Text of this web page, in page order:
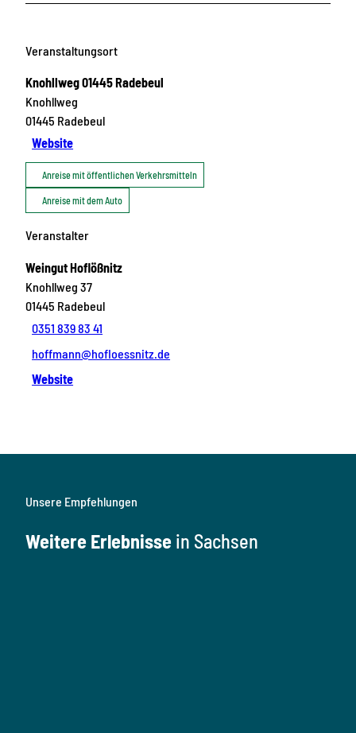
Veranstaltungsort
Knohllweg 01445 Radebeul
Knohllweg
01445 Radebeul
Website
Anreise mit öffentlichen Verkehrsmitteln
Anreise mit dem Auto
Veranstalter
Weingut Hoflößnitz
Knohllweg 37
01445 Radebeul
0351 839 83 41
hoffmann@hofloessnitz.de
Website
Unsere Empfehlungen
Weitere Erlebnisse in Sachsen